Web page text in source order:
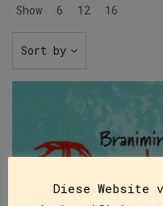
Show 6 12 16
Sort by
Diese Website